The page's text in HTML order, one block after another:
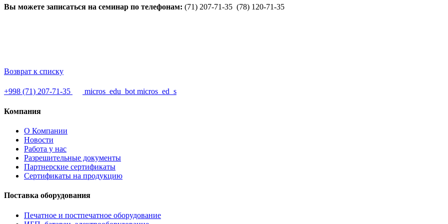
Вы можете записаться на семинар по телефонам: (71) 207-71-35 (78) 120-71-35
Возврат к списку
+998 (71) 207-71-35 micros_edu_bot micros_ed_s
Компания
О Компании
Новости
Работа у нас
Разрешительные документы
Партнерские сертификаты
Сертификаты на продукцию
Поставка оборудования
Печатное и постпечатное оборудование